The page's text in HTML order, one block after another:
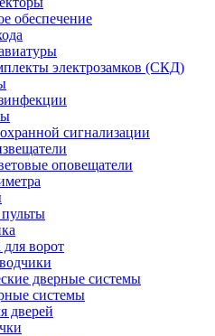
обеспечение
электрозамков (СКД)
сигнализации
оповещатели
ворот
дверные системы
системы
дверей